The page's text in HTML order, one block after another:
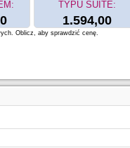
TYPU SUITE:
1.594,00
Oblicz, aby sprawdzić cenę.